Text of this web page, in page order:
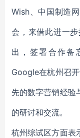
Wish、中国制造
会，来借此进一
出，签署合作备
Google在杭州召
先的数字营销经验
的研讨和交流。
杭州综试区方面表